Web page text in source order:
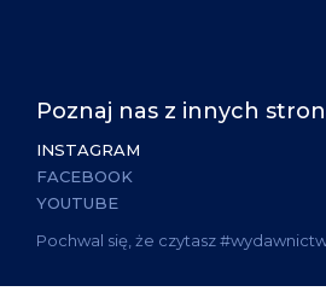
Poznaj nas z innych
INSTAGRAM
FACEBOOK
YOUTUBE
Pochwal się, że czytasz